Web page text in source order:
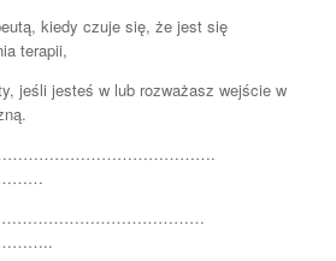
kiedy czuje się, że jest się
terapii,
jeśli jesteś w lub rozważasz wejście w
………………………………………